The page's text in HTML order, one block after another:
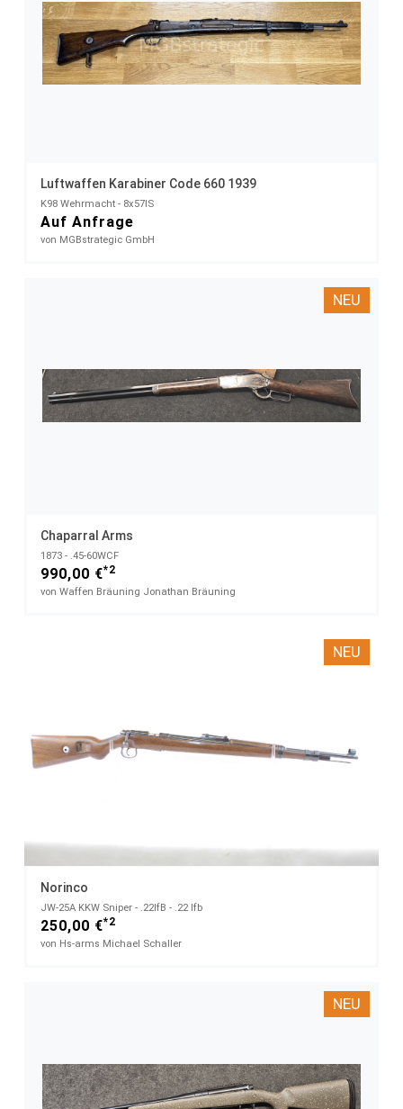
Luftwaffen Karabiner Code 660 1939
K98 Wehrmacht - 8x57IS
Auf Anfrage
von MGBstrategic GmbH
NEU
Chaparral Arms
1873 - .45-60WCF
990,00 €*2
von Waffen Bräuning Jonathan Bräuning
NEU
Norinco
JW-25A KKW Sniper - .22lfB - .22 lfb
250,00 €*2
von Hs-arms Michael Schaller
NEU